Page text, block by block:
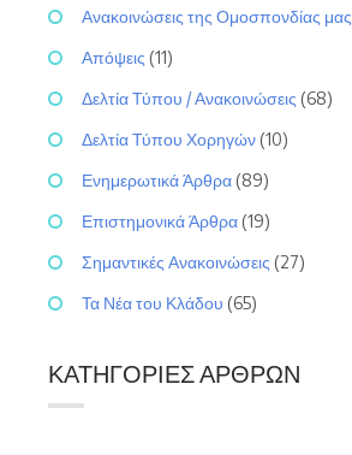
Ανακοινώσεις της Ομοσπονδίας μας
Απόψεις (11)
Δελτία Τύπου / Ανακοινώσεις (68)
Δελτία Τύπου Χορηγών (10)
Ενημερωτικά Άρθρα (89)
Επιστημονικά Άρθρα (19)
Σημαντικές Ανακοινώσεις (27)
Τα Νέα του Κλάδου (65)
ΚΑΤΗΓΟΡΊΕΣ ΆΡΘΡΩΝ